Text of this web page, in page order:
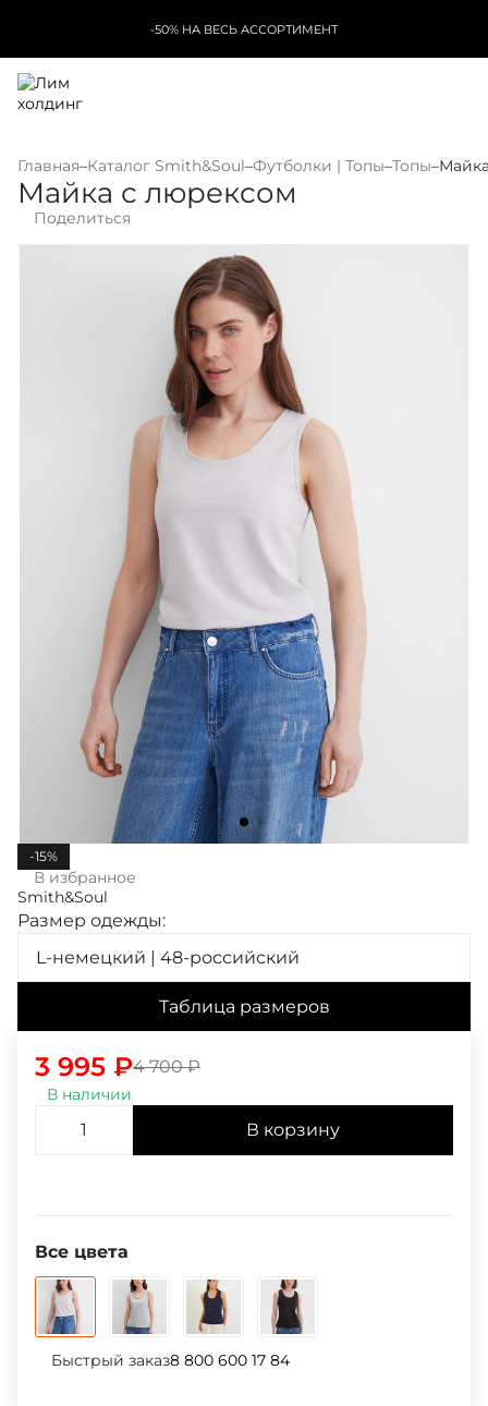
-50% НА ВЕСЬ АССОРТИМЕНТ
Главная–Каталог Smith&Soul–Футболки | Топы–Топы–
Майка с люрексом
Поделиться
-15%
В избранное
Smith&Soul
Размер одежды:
L-немецкий | 48-российский
Таблица размеров
4 700₽
3 995 ₽
В наличии
В корзину
Все цвета
Быстрый заказ8 800 600 17 84